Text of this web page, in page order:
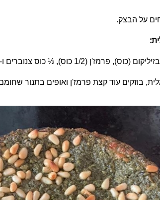
על הבצק.
(1/2 כוס), ½ כוס צנוברים ו-1/2 כוס שמן זית,